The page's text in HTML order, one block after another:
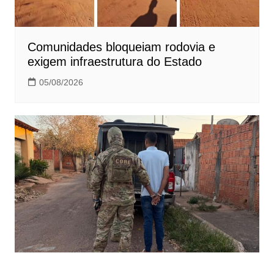
Comunidades bloqueiam rodovia e
exigem infraestrutura do Estado
05/08/2026